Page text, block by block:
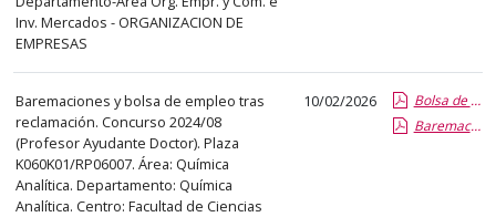
el
enlace
abre
un
PDF
con
el
Inv. Mercados - ORGANIZACION DE
EMPRESAS
Baremaciones y bolsa de empleo tras
reclamación. Concurso 2024/08
(Profesor Ayudante Doctor). Plaza
K060K01/RP06007. Área: Química
Analítica. Departamento: Química
Analítica. Centro: Facultad de Ciencias
10/02/2026
Bolsa de Trabajo 2026 PAYUD.pdf.pdf
Baremacion 2026 PAYUD.pdf.pdf